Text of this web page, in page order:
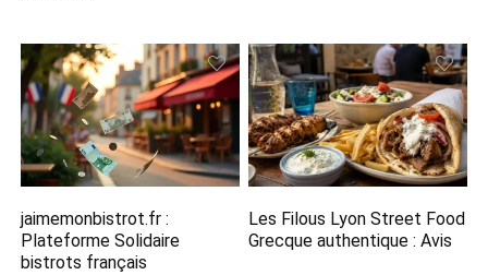
jaimemonbistrot.fr :
Plateforme Solidaire
bistrots français
Les Filous Lyon Street Food
Grecque​ authentique : Avis